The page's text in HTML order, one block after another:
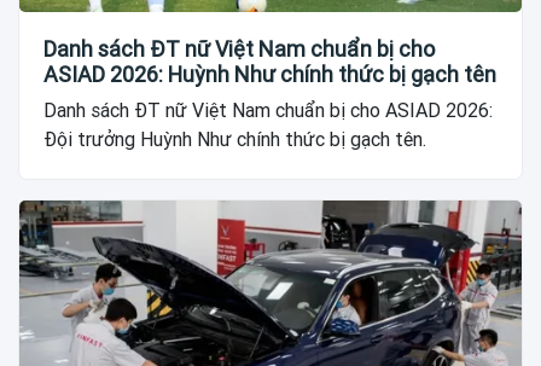
Danh sách ĐT nữ Việt Nam chuẩn bị cho
ASIAD 2026: Huỳnh Như chính thức bị gạch tên
Danh sách ĐT nữ Việt Nam chuẩn bị cho ASIAD 2026:
Đội trưởng Huỳnh Như chính thức bị gạch tên.